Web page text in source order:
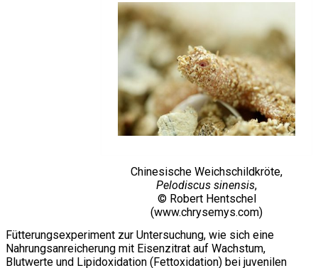
Chinesische Weichschildkröte,
Pelodiscus sinensis,
© Robert Hentschel
(www.chrysemys.com)
Fütterungsexperiment zur Untersuchung, wie sich eine
Nahrungsanreicherung mit Eisenzitrat auf Wachstum,
Blutwerte und Lipidoxidation (Fettoxidation) bei juvenilen